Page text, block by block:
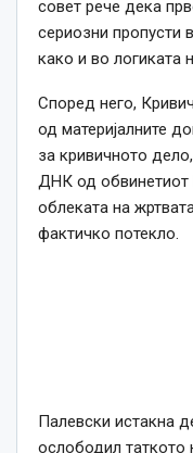
совет рече дека
сериозни пропусти
како и во логиката
Според него,
од материјалните
за кривичното
ДНК од обвинетиот
облеката на
фактичко потекло.
Палевски истакна
ослободил таткото